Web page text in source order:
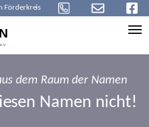
Förderkreis
dem Raum der Namen
Namen nicht!